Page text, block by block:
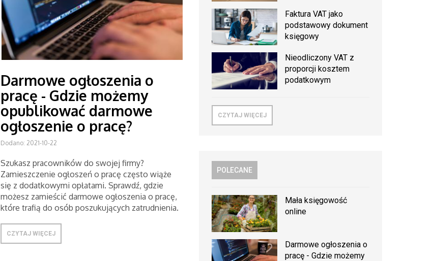
Darmowe ogłoszenia o
pracę - Gdzie możemy
opublikować darmowe
ogłoszenie o pracę?
Dodano: 2021-10-22
Szukasz pracowników do swojej firmy?
Zamieszczenie ogłoszeń o pracę często wiąże
się z dodatkowymi opłatami. Sprawdź, gdzie
możesz zamieścić darmowe ogłoszenia o pracę,
które trafią do osób poszukujących zatrudnienia.
CZYTAJ WIĘCEJ
Faktura VAT jako
podstawowy dokument
księgowy
Nieodliczony VAT z
proporcji kosztem
podatkowym
CZYTAJ WIĘCEJ
POLECANE
Mała księgowość
online
Darmowe ogłoszenia o
pracę - Gdzie możemy